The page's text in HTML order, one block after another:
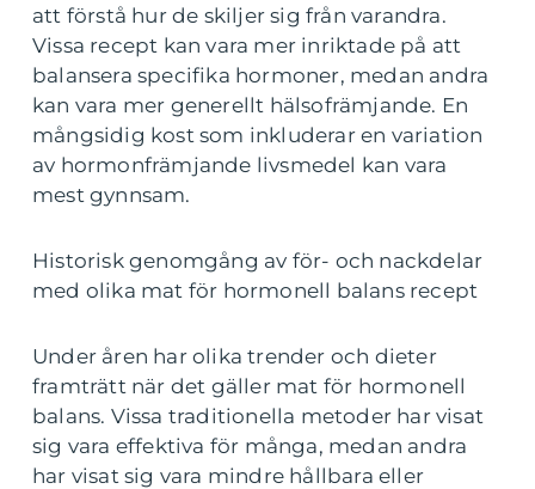
att förstå hur de skiljer sig från varandra.
Vissa recept kan vara mer inriktade på att
balansera specifika hormoner, medan andra
kan vara mer generellt hälsofrämjande. En
mångsidig kost som inkluderar en variation
av hormonfrämjande livsmedel kan vara
mest gynnsam.
Historisk genomgång av för- och nackdelar
med olika mat för hormonell balans recept
Under åren har olika trender och dieter
framträtt när det gäller mat för hormonell
balans. Vissa traditionella metoder har visat
sig vara effektiva för många, medan andra
har visat sig vara mindre hållbara eller